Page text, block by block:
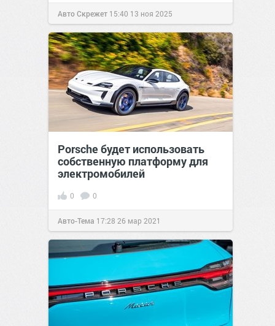
Авто Скрежет 15:40 13 ноя 2025
Porsche будет использовать
собственную платформу для
электромобилей
0 0
Авто-Тема 17:28 26 мар 2021